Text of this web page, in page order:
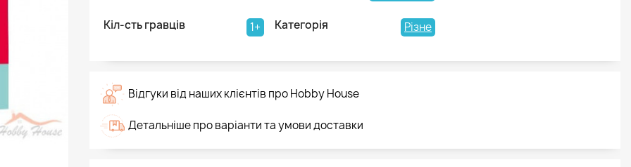
Кіл-сть гравців 1+ Категорія Різне
Відгуки від наших клієнтів про Hobby House
Детальніше про варіанти та умови доставки